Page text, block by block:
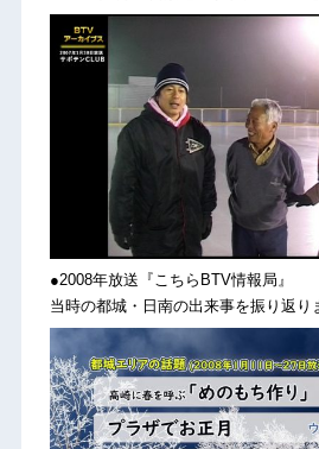
●2008年放送『こちらBTV情報局』
当時の都城・日南の出来事を振り返り